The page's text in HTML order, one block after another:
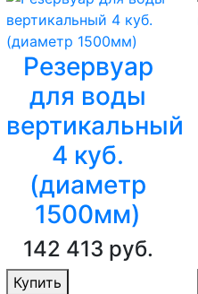
Резервуар
для воды
вертикальный
4 куб.
(диаметр
1500мм)
142 413 руб.
Купить